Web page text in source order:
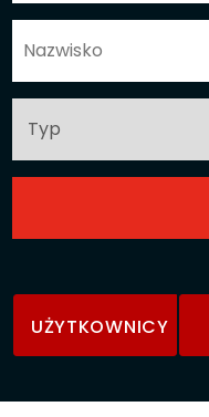
UŻYTKOWNICY